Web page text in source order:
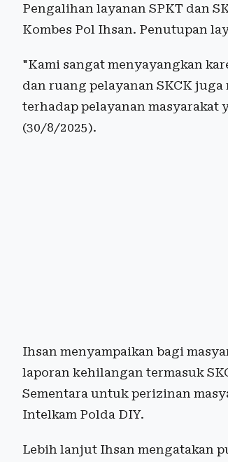
Pengalihan layanan SPKT dan
Kombes Pol Ihsan. Penutupan
"Kami sangat menyayangkan
dan ruang pelayanan SKCK
terhadap pelayanan masyarakat
(30/8/2025).
Ihsan menyampaikan bagi
laporan kehilangan termasuk
Sementara untuk perizinan
Intelkam Polda DIY.
Lebih lanjut Ihsan mengatakan